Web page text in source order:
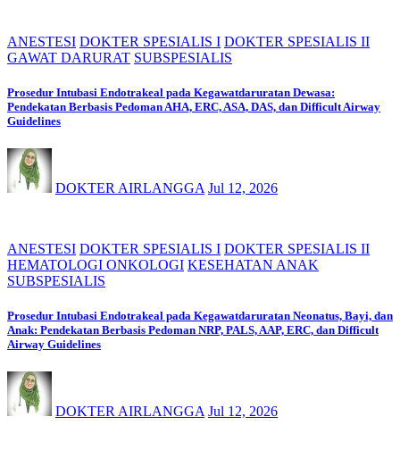
ANESTESI DOKTER SPESIALIS I DOKTER SPESIALIS II
GAWAT DARURAT SUBSPESIALIS
Prosedur Intubasi Endotrakeal pada Kegawatdaruratan Dewasa:
Pendekatan Berbasis Pedoman AHA, ERC, ASA, DAS, dan Difficult Airway
Guidelines
DOKTER AIRLANGGA Jul 12, 2026
ANESTESI DOKTER SPESIALIS I DOKTER SPESIALIS II
HEMATOLOGI ONKOLOGI KESEHATAN ANAK
SUBSPESIALIS
Prosedur Intubasi Endotrakeal pada Kegawatdaruratan Neonatus, Bayi, dan
Anak: Pendekatan Berbasis Pedoman NRP, PALS, AAP, ERC, dan Difficult
Airway Guidelines
DOKTER AIRLANGGA Jul 12, 2026